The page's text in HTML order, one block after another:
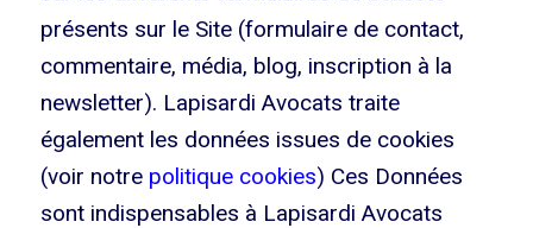
présents sur le Site (formulaire de contact,
commentaire, média, blog, inscription à la
newsletter). Lapisardi Avocats traite
également les données issues de cookies
(voir notre politique cookies) Ces Données
sont indispensables à Lapisardi Avocats